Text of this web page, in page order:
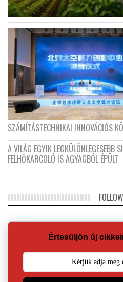
SZÁMÍTÁSTECHNIKAI INNOVÁCIÓS
A VILÁG EGYIK LEGKÜLÖNLEGESEBB
FELHŐKARCOLÓ IS AGYAGBÓL ÉPÜLT
Értesüljön új